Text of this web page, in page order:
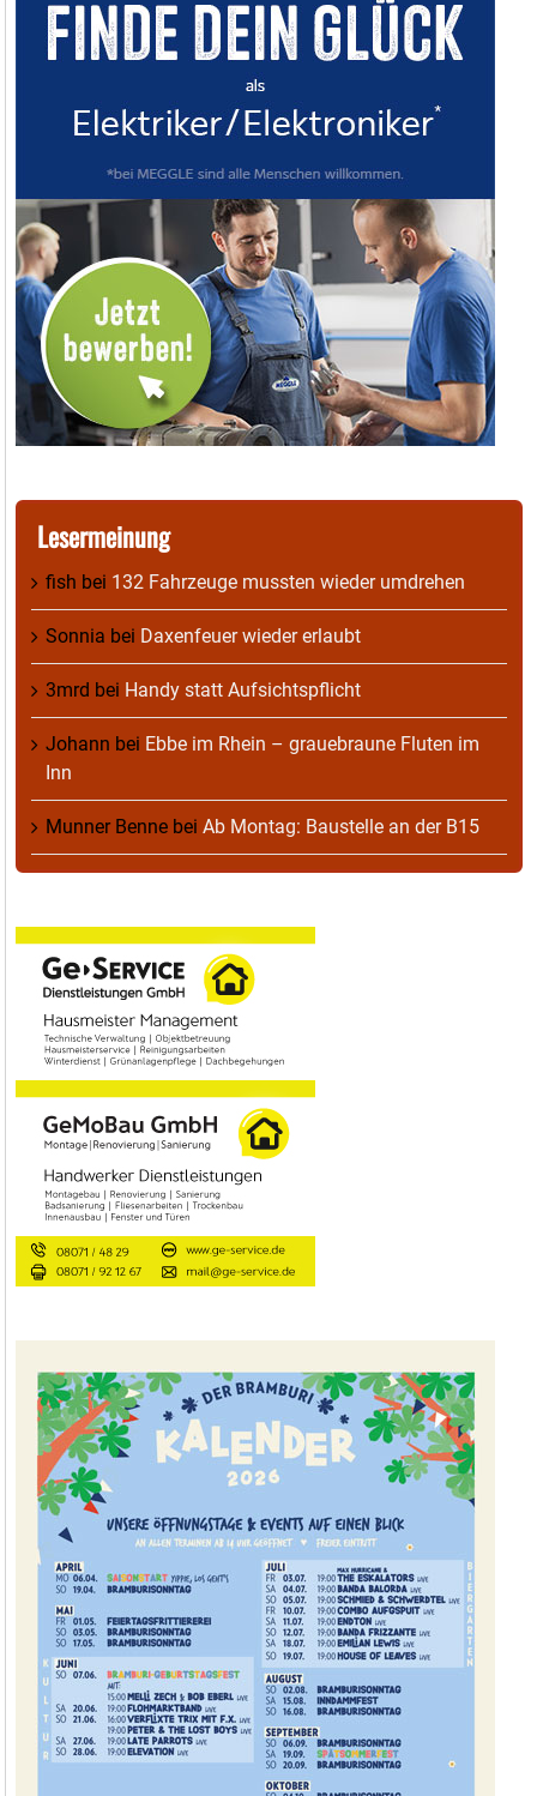
Lesermeinung
fish bei 132 Fahrzeuge mussten wieder umdrehen
Sonnia bei Daxenfeuer wieder erlaubt
3mrd bei Handy statt Aufsichtspflicht
Johann bei Ebbe im Rhein – grauebraune Fluten im
Inn
Munner Benne bei Ab Montag: Baustelle an der B15